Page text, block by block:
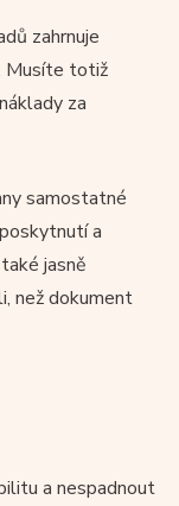
zahrnuje
Musíte totiž
za
samostatné
a
jasně
než dokument
a nespadnout